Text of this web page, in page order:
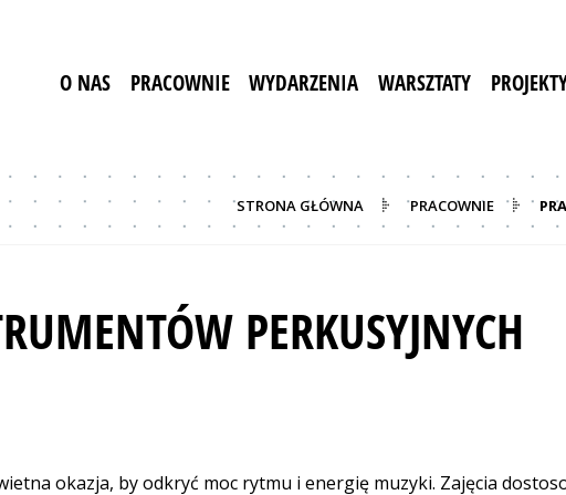
O NAS PRACOWNIE WYDARZENIA WARSZTATY
STRONA GŁÓWNA PRACOWNIE
PERKUSYJNYCH
okazja, by odkryć moc rytmu i energię muzyki. Zajęcia